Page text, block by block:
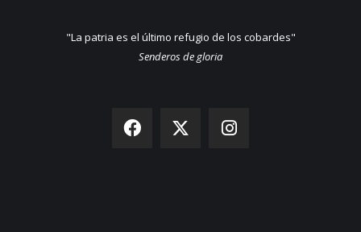
"La patria es el último refugio de los cobardes"
Senderos de gloria